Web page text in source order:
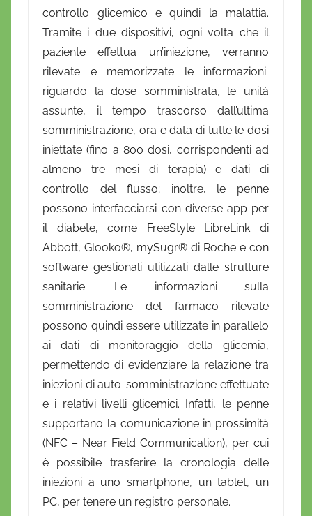
controllo glicemico e quindi la malattia.
Tramite i due dispositivi, ogni volta che il
paziente effettua un’iniezione, verranno
rilevate e memorizzate le informazioni
riguardo la dose somministrata, le unità
assunte, il tempo trascorso dall’ultima
somministrazione, ora e data di tutte le dosi
iniettate (fino a 800 dosi, corrispondenti ad
almeno tre mesi di terapia) e dati di
controllo del flusso; inoltre, le penne
possono interfacciarsi con diverse app per
il diabete, come FreeStyle LibreLink di
Abbott, Glooko®, mySugr® di Roche e con
software gestionali utilizzati dalle strutture
sanitarie. Le informazioni sulla
somministrazione del farmaco rilevate
possono quindi essere utilizzate in parallelo
ai dati di monitoraggio della glicemia,
permettendo di evidenziare la relazione tra
iniezioni di auto-somministrazione effettuate
e i relativi livelli glicemici. Infatti, le penne
supportano la comunicazione in prossimità
(NFC – Near Field Communication), per cui
è possibile trasferire la cronologia delle
iniezioni a uno smartphone, un tablet, un
PC, per tenere un registro personale.